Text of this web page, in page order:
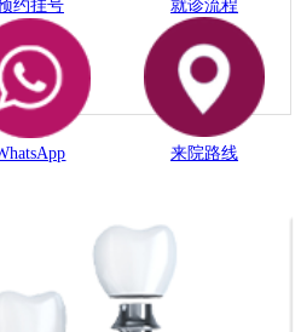
约挂号 就诊流程
来院路线